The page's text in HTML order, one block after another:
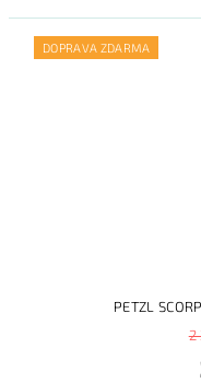
DOPRAVA ZDARMA
PETZL
2